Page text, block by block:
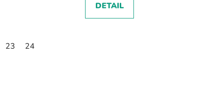
DETAIL
23 24